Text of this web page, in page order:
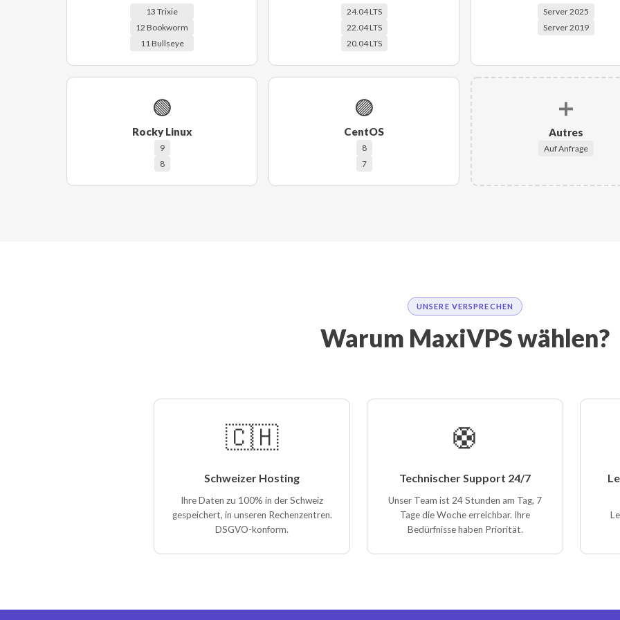
13 Trixie
12 Bookworm
11 Bullseye
24.04 LTS
22.04 LTS
20.04 LTS
Server 2025
Server 2019
🟢
Rocky Linux
9
8
🟣
CentOS
8
7
➕
Autres
Auf Anfrage
UNSERE VERSPRECHEN
Warum MaxiVPS wählen?
🇨🇭
Schweizer Hosting
Ihre Daten zu 100% in der Schweiz
gespeichert, in unseren Rechenzentren.
DSGVO-konform.
🛟
Technischer Support 24/7
Unser Team ist 24 Stunden am Tag, 7
Tage die Woche erreichbar. Ihre
Bedürfnisse haben Priorität.